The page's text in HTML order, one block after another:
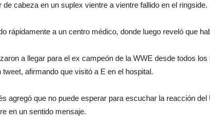
de cabeza en un suplex vientre a vientre fallido en el ringside.
rápidamente a un centro médico, donde luego reveló que
a llegar para el ex campeón de la WWE desde todos
afirmando que visitó a E en el hospital.
agregó que no puede esperar para escuchar la reacción
en un sentido mensaje.